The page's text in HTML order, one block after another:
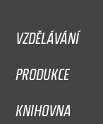
VZDĚLÁVÁNÍ
PRODUKCE
KNIHOVNA